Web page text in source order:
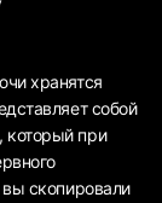
хранятся
собой
который при
скопировали